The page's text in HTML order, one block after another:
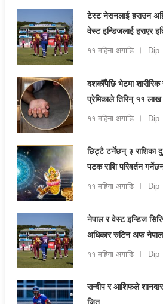
टेस्ट नेसनलाई हराउन
वेस्ट इन्डिजलाई हराएर
११ महिना अगाडि Dip
दशकौँपछि भेटमा
प्रेमिकाले तिरिन् ११
११ महिना अगाडि Dip
छिट्टै टर्नेछन् ३ राशिका
पटक राशि परिवर्तन
११ महिना अगाडि Dip
नेपाल र वेस्ट इन्डिज
अधिकार रुटिन अफ
११ महिना अगाडि Dip
सन्दीप र आशिफले